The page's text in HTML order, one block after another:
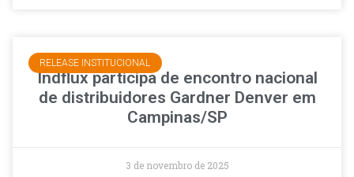
RELEASE INSTITUCIONAL
Indflux participa de encontro nacional
de distribuidores Gardner Denver em
Campinas/SP
3 de novembro de 2025